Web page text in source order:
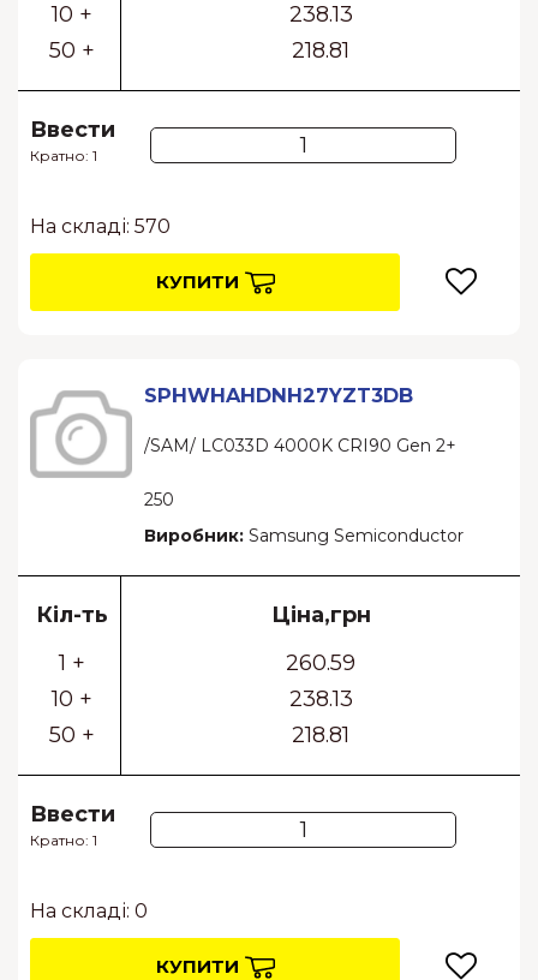
10 +
50 +
238.13
218.81
Ввести
Кратно: 1
На складі: 570
КУПИТИ
SPHWHAHDNH27YZT3DB
/SAM/ LC033D 4000K CRI90 Gen 2+
250
Виробник: Samsung Semiconductor
Кіл-ть
1 +
10 +
50 +
Ціна,грн
260.59
238.13
218.81
Ввести
Кратно: 1
На складі: 0
КУПИТИ